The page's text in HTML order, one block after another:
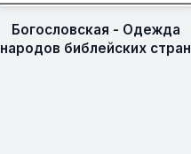
Богословская - Одежда
народов библейских стран